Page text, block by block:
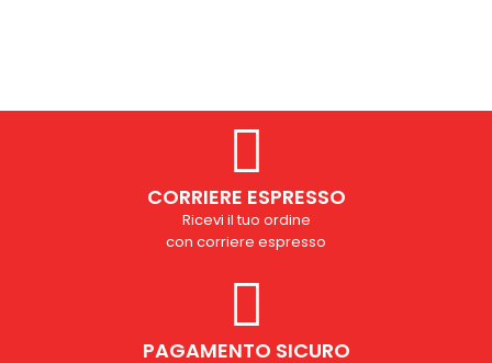
CORRIERE ESPRESSO
Ricevi il tuo ordine
con corriere espresso
PAGAMENTO SICURO